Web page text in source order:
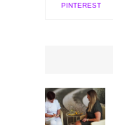
PINTEREST